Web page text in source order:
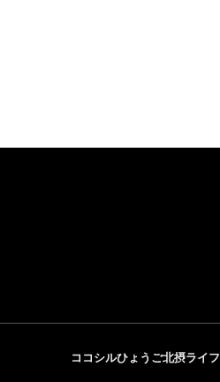
ココシルひょうご北摂ライフ